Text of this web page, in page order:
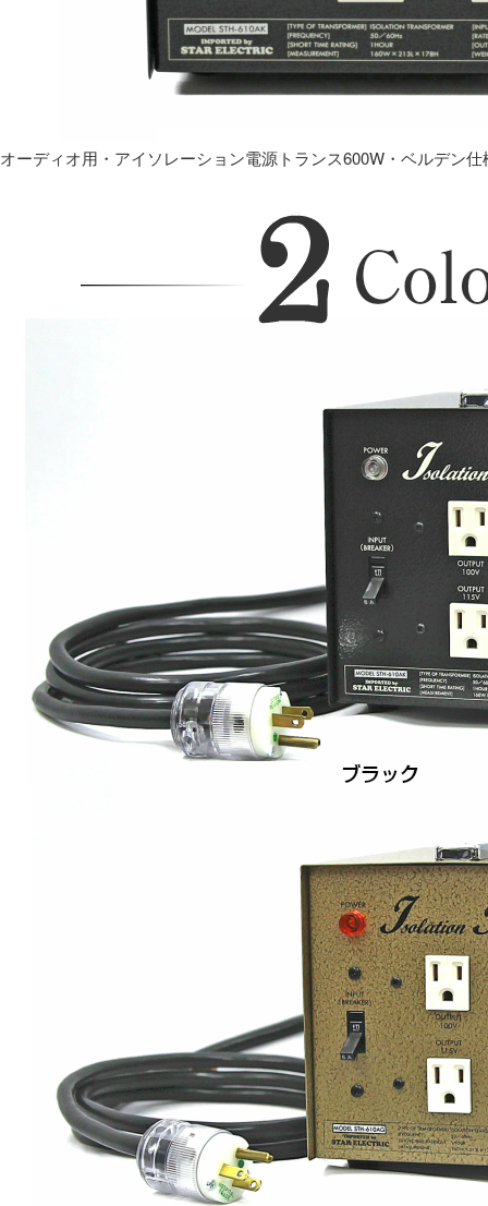
オーディオ用・アイソレーション電源トランス600W・ベルデン仕